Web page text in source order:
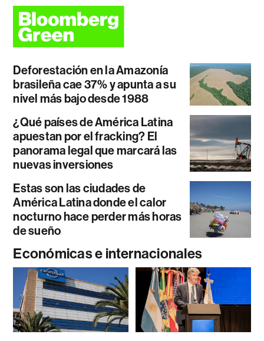
Deforestación en la Amazonía
brasileña cae 37% y apunta a su
nivel más bajo desde 1988
¿Qué países de América Latina
apuestan por el fracking? El
panorama legal que marcará las
nuevas inversiones
Estas son las ciudades de
América Latina donde el calor
nocturno hace perder más horas
de sueño
Económicas e internacionales